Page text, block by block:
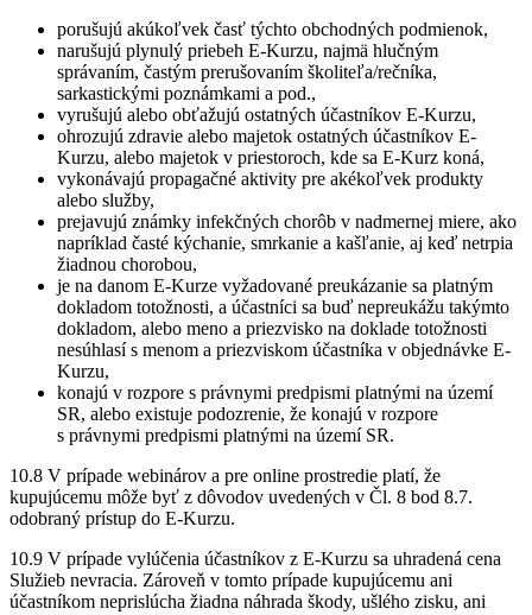
porušujú akúkoľvek časť týchto obchodných podmienok,
narušujú plynulý priebeh E-Kurzu, najmä hlučným
správaním, častým prerušovaním školiteľa/rečníka,
sarkastickými poznámkami a pod.,
vyrušujú alebo obťažujú ostatných účastníkov E-Kurzu,
ohrozujú zdravie alebo majetok ostatných účastníkov E-
Kurzu, alebo majetok v priestoroch, kde sa E-Kurz koná,
vykonávajú propagačné aktivity pre akékoľvek produkty
alebo služby,
prejavujú známky infekčných chorôb v nadmernej miere, ako
napríklad časté kýchanie, smrkanie a kašľanie, aj keď netrpia
žiadnou chorobou,
je na danom E-Kurze vyžadované preukázanie sa platným
dokladom totožnosti, a účastníci sa buď nepreukážu takýmto
dokladom, alebo meno a priezvisko na doklade totožnosti
nesúhlasí s menom a priezviskom účastníka v objednávke E-
Kurzu,
konajú v rozpore s právnymi predpismi platnými na území
SR, alebo existuje podozrenie, že konajú v rozpore
s právnymi predpismi platnými na území SR.
10.8 V prípade webinárov a pre online prostredie platí, že
kupujúcemu môže byť z dôvodov uvedených v Čl. 8 bod 8.7.
odobraný prístup do E-Kurzu.
10.9 V prípade vylúčenia účastníkov z E-Kurzu sa uhradená cena
Služieb nevracia. Zároveň v tomto prípade kupujúcemu ani
účastníkom neprislúcha žiadna náhrada škody, ušlého zisku, ani